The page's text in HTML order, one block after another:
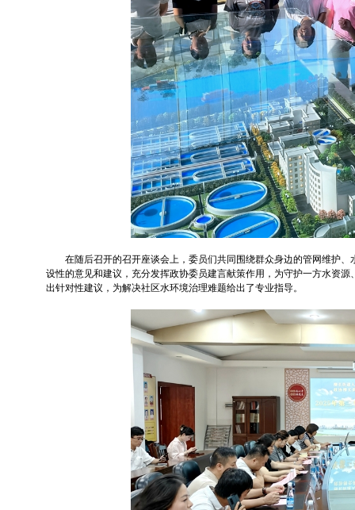
在随后召开的召开座谈会上，委员们共同围绕群众身边的管网维护
设性的意见和建议，充分发挥政协委员建言献策作用，为守护一方水资
出针对性建议，为解决社区水环境治理难题给出了专业指导。